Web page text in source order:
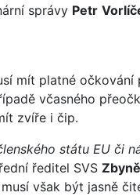
správy Petr
mít platné
včasného
zvíře i čip.
státu EU či
ředitel SVS
však být jasně